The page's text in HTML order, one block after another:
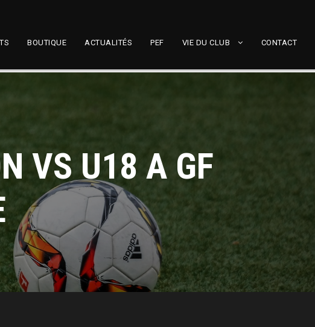
BOUTIQUE ACTUALITÉS PEF VIE DU CLUB CONTACT
VS U18 A GF